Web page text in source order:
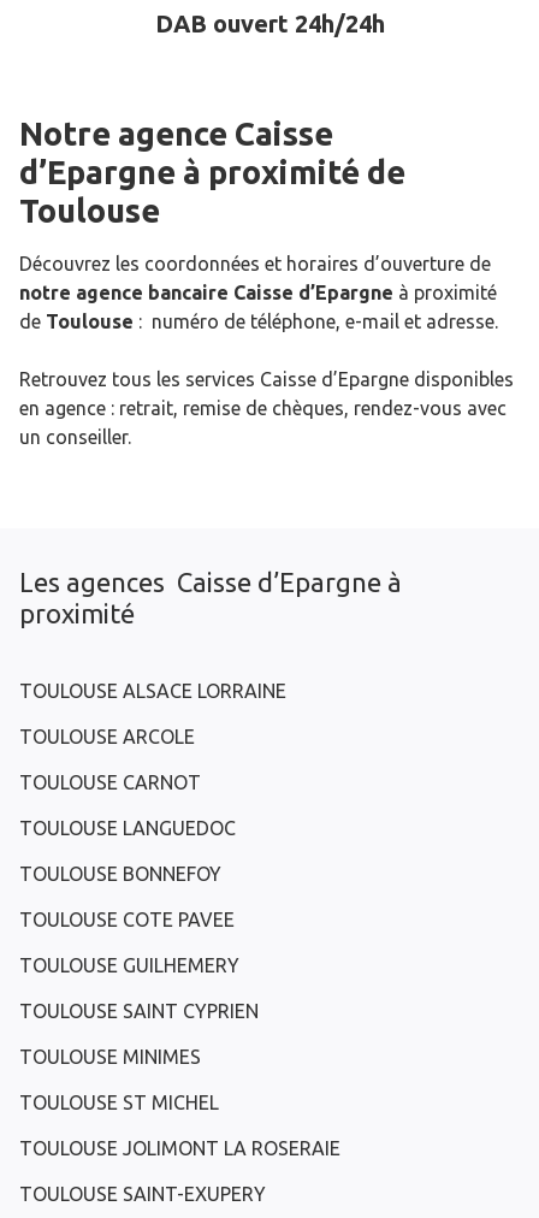
DAB ouvert 24h/24h
Notre agence Caisse
d’Epargne à proximité de
Toulouse
Découvrez les coordonnées et horaires d’ouverture de
notre agence bancaire Caisse d’Epargne à proximité
de Toulouse : numéro de téléphone, e-mail et adresse.
Retrouvez tous les services Caisse d’Epargne disponibles
en agence : retrait, remise de chèques, rendez-vous avec
un conseiller.
Les agences Caisse d’Epargne à
proximité
TOULOUSE ALSACE LORRAINE
TOULOUSE ARCOLE
TOULOUSE CARNOT
TOULOUSE LANGUEDOC
TOULOUSE BONNEFOY
TOULOUSE COTE PAVEE
TOULOUSE GUILHEMERY
TOULOUSE SAINT CYPRIEN
TOULOUSE MINIMES
TOULOUSE ST MICHEL
TOULOUSE JOLIMONT LA ROSERAIE
TOULOUSE SAINT-EXUPERY